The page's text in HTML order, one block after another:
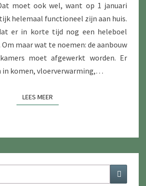
moet ook wel, want op 1 januari
helemaal functioneel zijn aan huis.
er in korte tijd nog een heleboel
maar wat te noemen: de aanbouw
moet afgewerkt worden. Er
in komen, vloerverwarming,…
LEES MEERLEES MEER
Zoeken